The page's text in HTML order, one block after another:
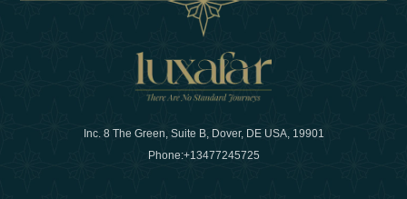
Inc. 8 The Green, Suite B, Dover, DE USA, 19901
Phone:+13477245725